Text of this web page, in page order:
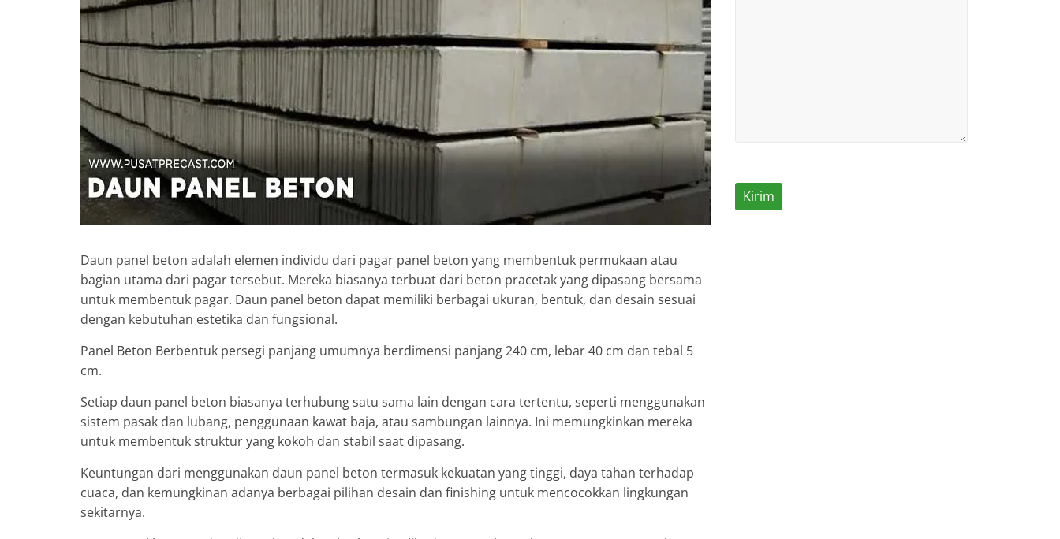
Daun panel beton adalah elemen individu dari pagar panel beton yang membentuk permukaan atau
bagian utama dari pagar tersebut. Mereka biasanya terbuat dari beton pracetak yang dipasang bersama
untuk membentuk pagar. Daun panel beton dapat memiliki berbagai ukuran, bentuk, dan desain sesuai
dengan kebutuhan estetika dan fungsional.
Panel Beton Berbentuk persegi panjang umumnya berdimensi panjang 240 cm, lebar 40 cm dan tebal 5
cm.
Setiap daun panel beton biasanya terhubung satu sama lain dengan cara tertentu, seperti menggunakan
sistem pasak dan lubang, penggunaan kawat baja, atau sambungan lainnya. Ini memungkinkan mereka
untuk membentuk struktur yang kokoh dan stabil saat dipasang.
Keuntungan dari menggunakan daun panel beton termasuk kekuatan yang tinggi, daya tahan terhadap
cuaca, dan kemungkinan adanya berbagai pilihan desain dan finishing untuk mencocokkan lingkungan
sekitarnya.